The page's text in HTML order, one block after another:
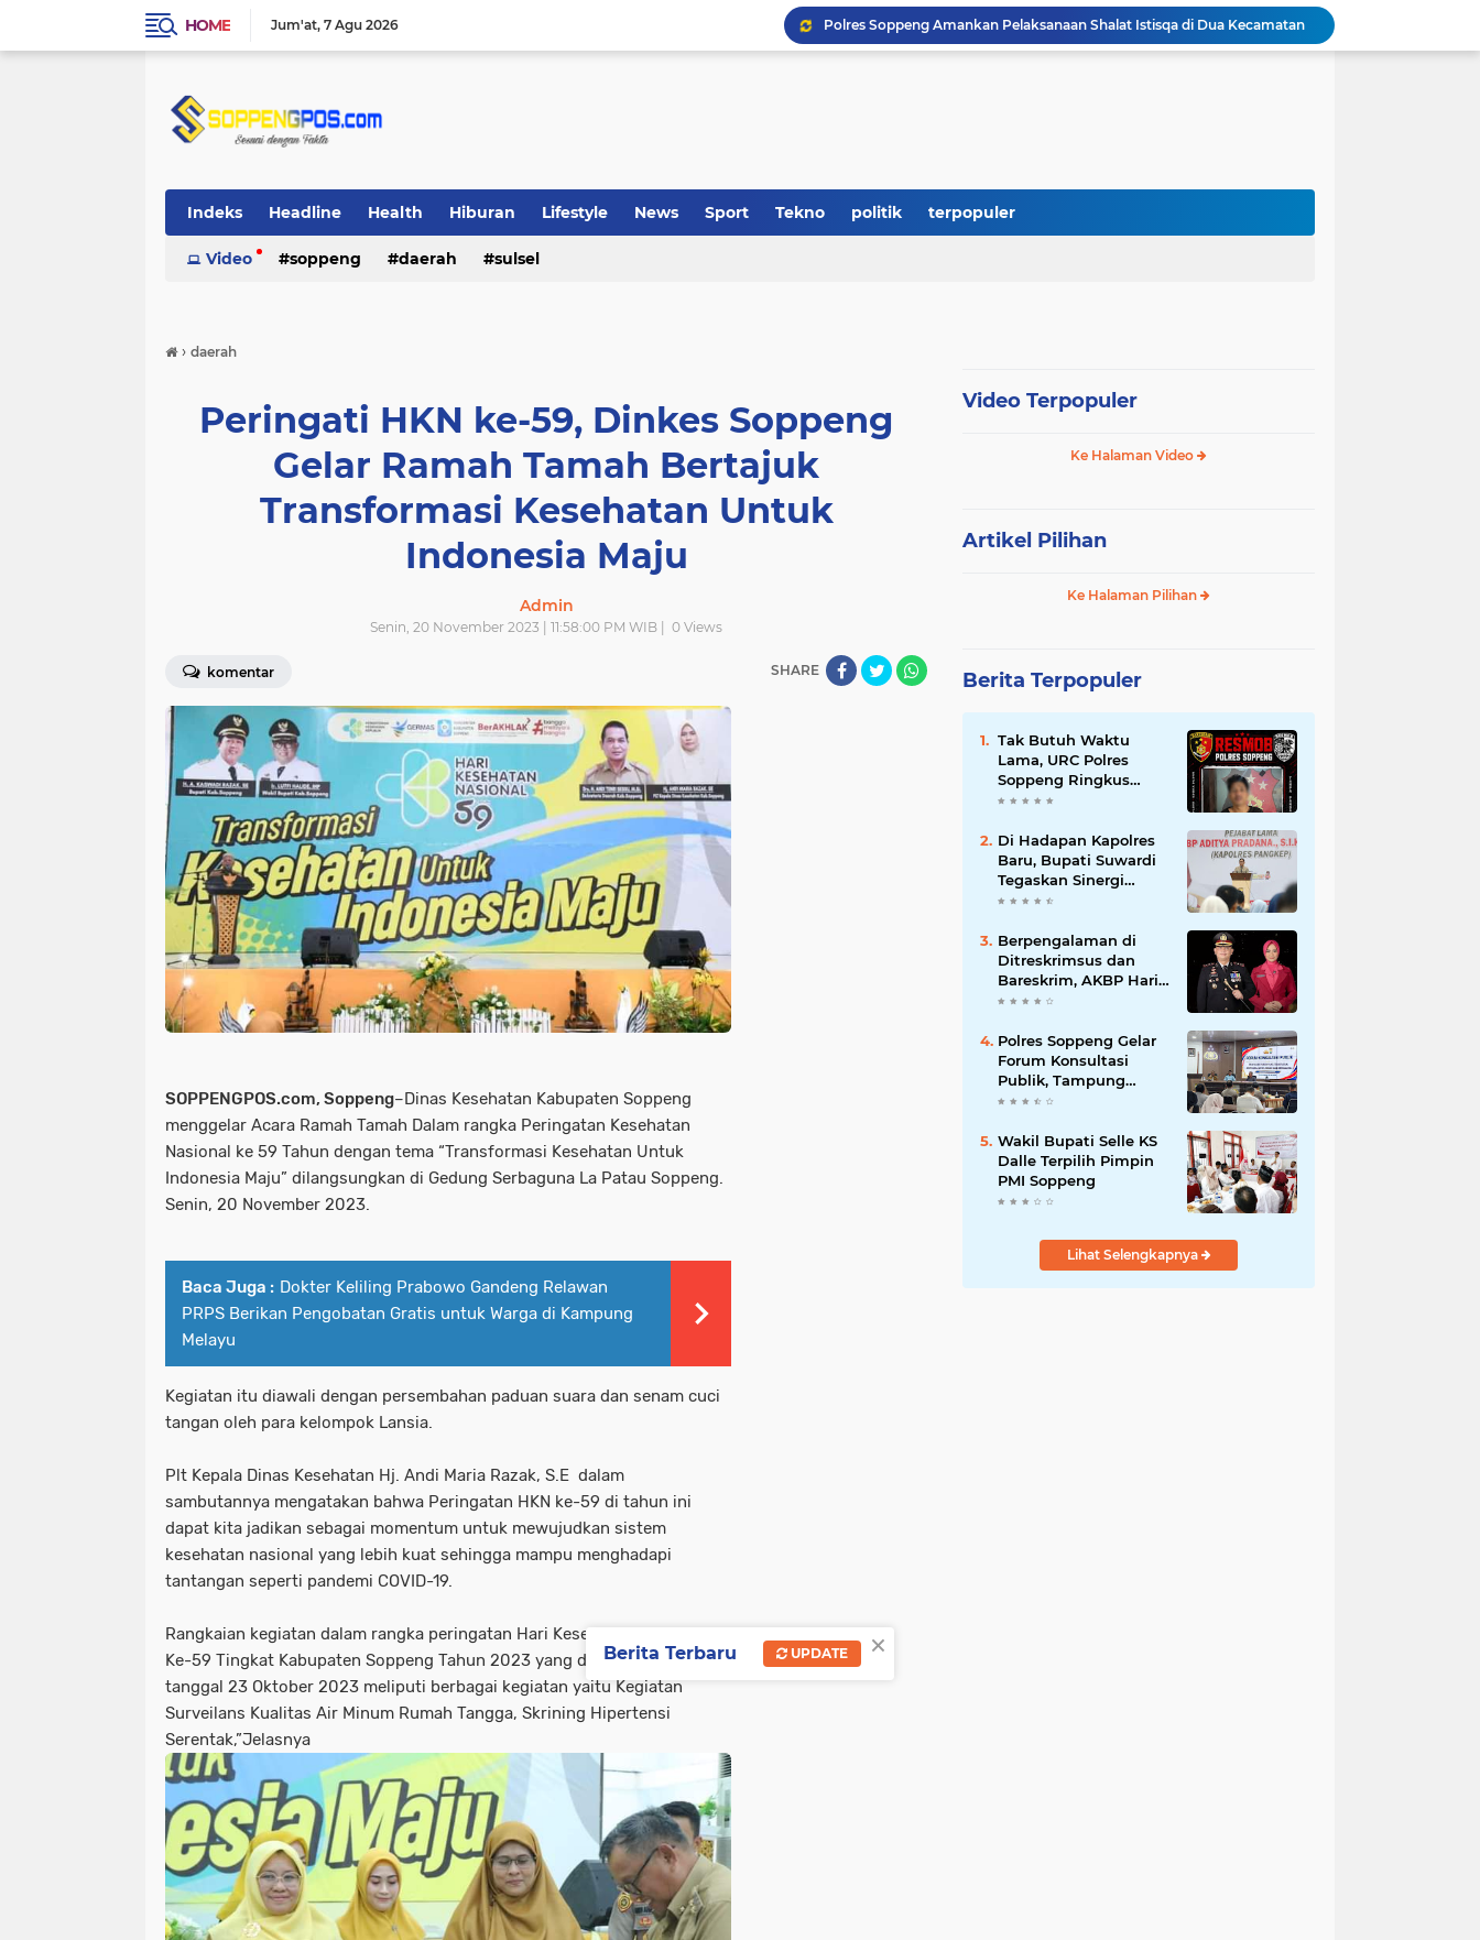
HOME Jum'at 7 Agu 2026
Polres Soppeng Amankan Pelaksanaan Shalat Istisqa di Dua Kecamatan
Wabup Soppeng Hadiri Pelantikan Dua PPAT, Dorong Penguatan Pelayanan Pertanahan
Polres Soppeng Gelar Forum Konsultasi Publik, Tampung Masukan untuk Tingkatkan Pelayanan
Indeks Headline Health Hiburan Lifestyle News Sport Tekno politik terpopuler
Video soppeng daerah sulsel
› daerah
Peringati HKN ke-59, Dinkes Soppeng
Gelar Ramah Tamah Bertajuk
Transformasi Kesehatan Untuk
Indonesia Maju
Admin
Senin, 20 November 2023 | 11:58:00 PM WIB | 0 Views
komentar SHARE
SOPPENGPOS.com, Soppeng–Dinas Kesehatan Kabupaten Soppeng
menggelar Acara Ramah Tamah Dalam rangka Peringatan Kesehatan
Nasional ke 59 Tahun dengan tema “Transformasi Kesehatan Untuk
Indonesia Maju” dilangsungkan di Gedung Serbaguna La Patau Soppeng.
Senin, 20 November 2023.
Baca Juga : Dokter Keliling Prabowo Gandeng Relawan
PRPS Berikan Pengobatan Gratis untuk Warga di Kampung
Melayu
Kegiatan itu diawali dengan persembahan paduan suara dan senam cuci
tangan oleh para kelompok Lansia.
Plt Kepala Dinas Kesehatan Hj. Andi Maria Razak, S.E dalam
sambutannya mengatakan bahwa Peringatan HKN ke-59 di tahun ini
dapat kita jadikan sebagai momentum untuk mewujudkan sistem
kesehatan nasional yang lebih kuat sehingga mampu menghadapi
tantangan seperti pandemi COVID-19.
Rangkaian kegiatan dalam rangka peringatan Hari Kesehatan Nasional
Ke-59 Tingkat Kabupaten Soppeng Tahun 2023 yang dilaksanakan sejak
tanggal 23 Oktober 2023 meliputi berbagai kegiatan yaitu Kegiatan
Surveilans Kualitas Air Minum Rumah Tangga, Skrining Hipertensi
Serentak,”Jelasnya
Video Terpopuler
Ke Halaman Video
Artikel Pilihan
Ke Halaman Pilihan
Berita Terpopuler
Tak Butuh Waktu
Lama, URC Polres
Soppeng Ringkus
Terduga Pelaku
Di Hadapan Kapolres
Baru, Bupati Suwardi
Tegaskan Sinergi
Kunci Pembangunan
Berpengalaman di
Ditreskrimsus dan
Bareskrim, AKBP Hari
Budiyanto Nahkodai
Polres Soppeng Gelar
Forum Konsultasi
Publik, Tampung
Masukan untuk
Wakil Bupati Selle KS
Dalle Terpilih Pimpin
PMI Soppeng
Lihat Selengkapnya
×
Berita Terbaru UPDATE